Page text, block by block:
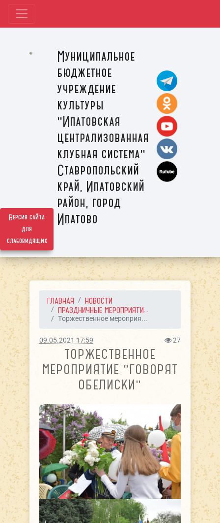
Версия сайта
для
слабовидящих
Муниципальное
бюджетное
учреждение
культуры
"Ипатовская
централизованная
клубная система"
Ставропольский
край, Ипатовский
район, город
Ипатово
ГЛАВНАЯ
НОВОСТИ
ПРАЗДНИЧНЫЕ МЕРОПРИЯТИ...
Торжественное мероприя...
09.05.2021 17:59 27
ТОРЖЕСТВЕННОЕ
МЕРОПРИЯТИЕ "ГОВОРЯТ
ОБЕЛИСКИ"